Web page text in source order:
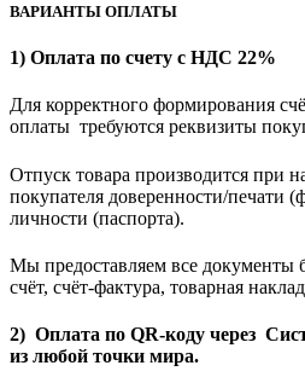
ВАРИАНТЫ ОПЛАТЫ
1) Оплата по счету с НДС 22%
Для корректного формирования
оплаты требуются реквизиты
Отпуск товара производится при
покупателя доверенности/печати
личности (паспорта).
Мы предоставляем все документы
счёт, счёт-фактура, товарная
2) Оплата по QR-коду через
из любой точки мира.